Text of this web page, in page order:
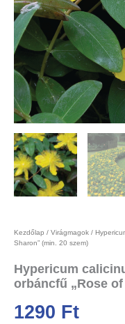
Kezdőlap / Virágmagok /
Sharon” (min. 20 szem)
Hypericum
orbáncfű „Rose
1290 Ft